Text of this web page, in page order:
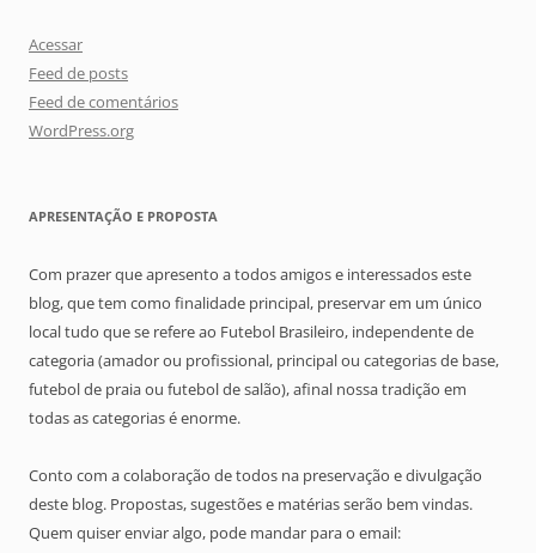
Acessar
Feed de posts
Feed de comentários
WordPress.org
APRESENTAÇÃO E PROPOSTA
Com prazer que apresento a todos amigos e interessados este
blog, que tem como finalidade principal, preservar em um único
local tudo que se refere ao Futebol Brasileiro, independente de
categoria (amador ou profissional, principal ou categorias de base,
futebol de praia ou futebol de salão), afinal nossa tradição em
todas as categorias é enorme.
Conto com a colaboração de todos na preservação e divulgação
deste blog. Propostas, sugestões e matérias serão bem vindas.
Quem quiser enviar algo, pode mandar para o email: